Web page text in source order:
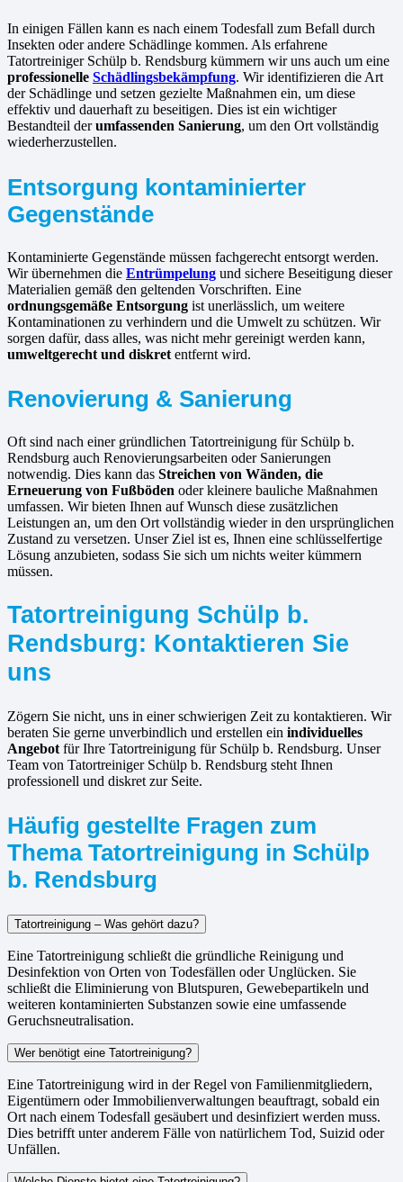
In einigen Fällen kann es nach einem Todesfall zum Befall durch
Insekten oder andere Schädlinge kommen. Als erfahrene
Tatortreiniger Schülp b. Rendsburg kümmern wir uns auch um eine
professionelle Schädlingsbekämpfung. Wir identifizieren die Art
der Schädlinge und setzen gezielte Maßnahmen ein, um diese
effektiv und dauerhaft zu beseitigen. Dies ist ein wichtiger
Bestandteil derumfassenden Sanierung, um den Ort vollständig
wiederherzustellen.
Entsorgung kontaminierter
Gegenstände
Kontaminierte Gegenstände müssen fachgerecht entsorgt werden.
Wir übernehmen die Entrümpelung und sichere Beseitigung dieser
Materialien gemäß den geltenden Vorschriften. Eine
ordnungsgemäße Entsorgung ist unerlässlich, um weitere
Kontaminationen zu verhindern und die Umwelt zu schützen. Wir
sorgen dafür, dass alles, was nicht mehr gereinigt werden kann,
umweltgerecht und diskret entfernt wird.
Renovierung & Sanierung
Oft sind nach einer gründlichen Tatortreinigung für Schülp b.
Rendsburg auch Renovierungsarbeiten oder Sanierungen
notwendig. Dies kann das Streichen von Wänden, die
Erneuerung von Fußböden oder kleinere bauliche Maßnahmen
umfassen. Wir bieten Ihnen auf Wunsch diese zusätzlichen
Leistungen an, um den Ort vollständig wieder in den ursprünglichen
Zustand zu versetzen. Unser Ziel ist es, Ihnen eine schlüsselfertige
Lösung anzubieten, sodass Sie sich um nichts weiter kümmern
müssen.
Tatortreinigung Schülp b.
Rendsburg: Kontaktieren Sie
uns
Zögern Sie nicht, uns in einer schwierigen Zeit zu kontaktieren. Wir
beraten Sie gerne unverbindlich und erstellen ein individuelles
Angebot für Ihre Tatortreinigung für Schülp b. Rendsburg. Unser
Team von Tatortreiniger Schülp b. Rendsburg steht Ihnen
professionell und diskret zur Seite.
Häufig gestellte Fragen zum
Thema Tatortreinigung in Schülp
b. Rendsburg
Tatortreinigung – Was gehört dazu?
Eine Tatortreinigung schließt die gründliche Reinigung und
Desinfektion von Orten von Todesfällen oder Unglücken. Sie
schließt die Eliminierung von Blutspuren, Gewebepartikeln und
weiteren kontaminierten Substanzen sowie eine umfassende
Geruchsneutralisation.
Wer benötigt eine Tatortreinigung?
Eine Tatortreinigung wird in der Regel von Familienmitgliedern,
Eigentümern oder Immobilienverwaltungen beauftragt, sobald ein
Ort nach einem Todesfall gesäubert und desinfiziert werden muss.
Dies betrifft unter anderem Fälle von natürlichem Tod, Suizid oder
Unfällen.